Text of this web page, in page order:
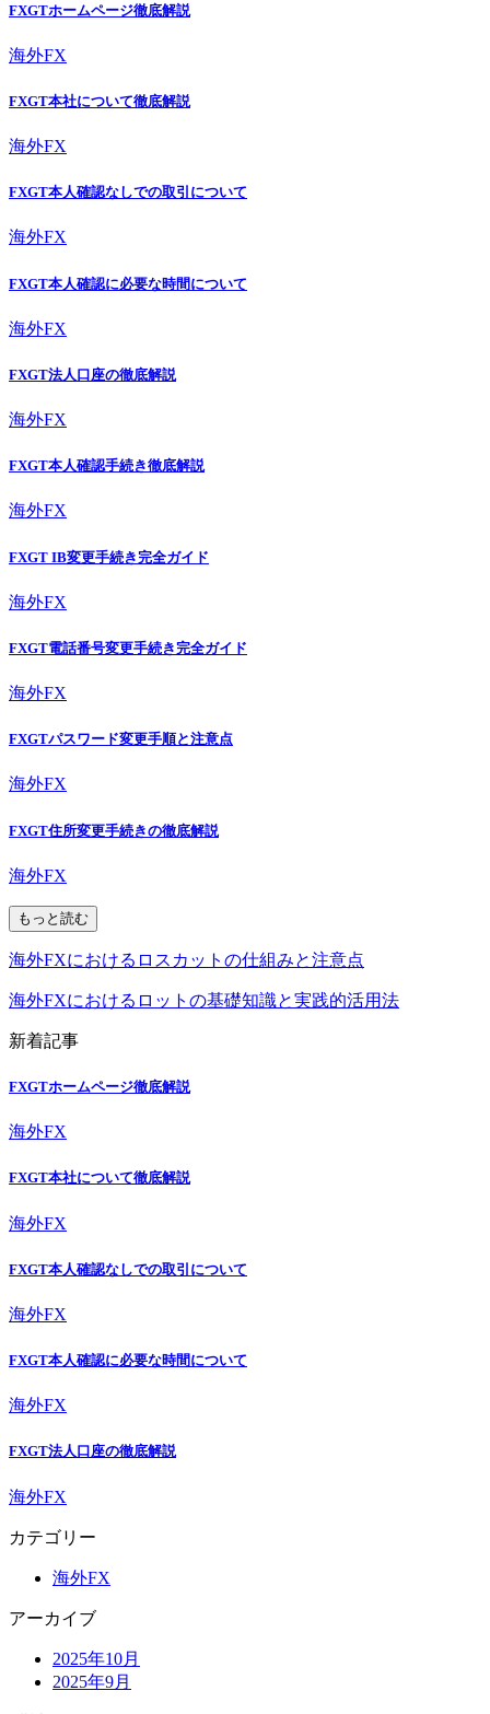
FXGTホームページ徹底解説
海外FX
FXGT本社について徹底解説
海外FX
FXGT本人確認なしでの取引について
海外FX
FXGT本人確認に必要な時間について
海外FX
FXGT法人口座の徹底解説
海外FX
FXGT本人確認手続き徹底解説
海外FX
FXGT IB変更手続き完全ガイド
海外FX
FXGT電話番号変更手続き完全ガイド
海外FX
FXGTパスワード変更手順と注意点
海外FX
FXGT住所変更手続きの徹底解説
海外FX
もっと読む
海外FXにおけるロスカットの仕組みと注意点
海外FXにおけるロットの基礎知識と実践的活用法
新着記事
FXGTホームページ徹底解説
海外FX
FXGT本社について徹底解説
海外FX
FXGT本人確認なしでの取引について
海外FX
FXGT本人確認に必要な時間について
海外FX
FXGT法人口座の徹底解説
海外FX
カテゴリー
海外FX
アーカイブ
2025年10月
2025年9月